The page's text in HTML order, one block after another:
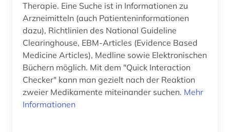
Therapie. Eine Suche ist in Informationen zu
Arzneimitteln (auch Patienteninformationen
dazu), Richtlinien des National Guideline
Clearinghouse, EBM-Articles (Evidence Based
Medicine Articles), Medline sowie Elektronischen
Büchern möglich. Mit dem "Quick Interaction
Checker" kann man gezielt nach der Reaktion
zweier Medikamente miteinander suchen. Mehr
Informationen